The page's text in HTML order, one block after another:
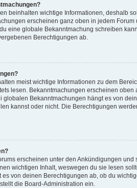
beinhalten wichtige Informationen, deshalb
erscheinen ganz oben in jedem
eine globale Bekanntmachung schreiben
Berechtigungen ab.
meist wichtige Informationen zu dem
lesen. Bekanntmachungen erscheinen oben
globalen Bekanntmachungen hängt es von
kannst oder nicht. Die Berechtigungen
erscheinen unter den Ankündigungen und
wichtigen Inhalt, weswegen du sie lesen
es von deinen Berechtigungen ab, ob du
die Board-Administration ein.